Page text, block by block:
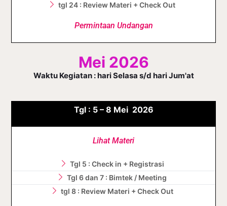
tgl 24 : Review Materi + Check Out
Permintaan Undangan
Mei 2026
Waktu Kegiatan : hari Selasa s/d hari Jum'at
Tgl : 5 – 8 Mei 2026
Lihat Materi
Tgl 5 : Check in + Registrasi
Tgl 6 dan 7 : Bimtek / Meeting
tgl 8 : Review Materi + Check Out